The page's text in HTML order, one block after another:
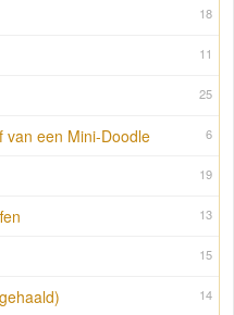
18
11
25
6
van een Mini-Doodle
19
13
15
14